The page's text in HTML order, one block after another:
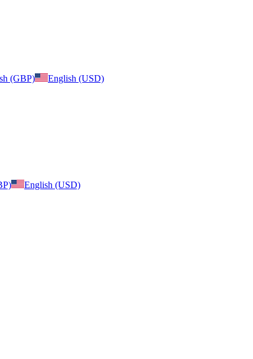
(GBP) English (USD)
English (USD)